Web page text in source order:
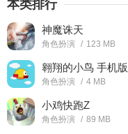
本类排行
神魔诛天
角色扮演 / 123 MB
翱翔的小鸟 手机版
角色扮演 / 4 MB
小鸡快跑Z
角色扮演 / 89 MB